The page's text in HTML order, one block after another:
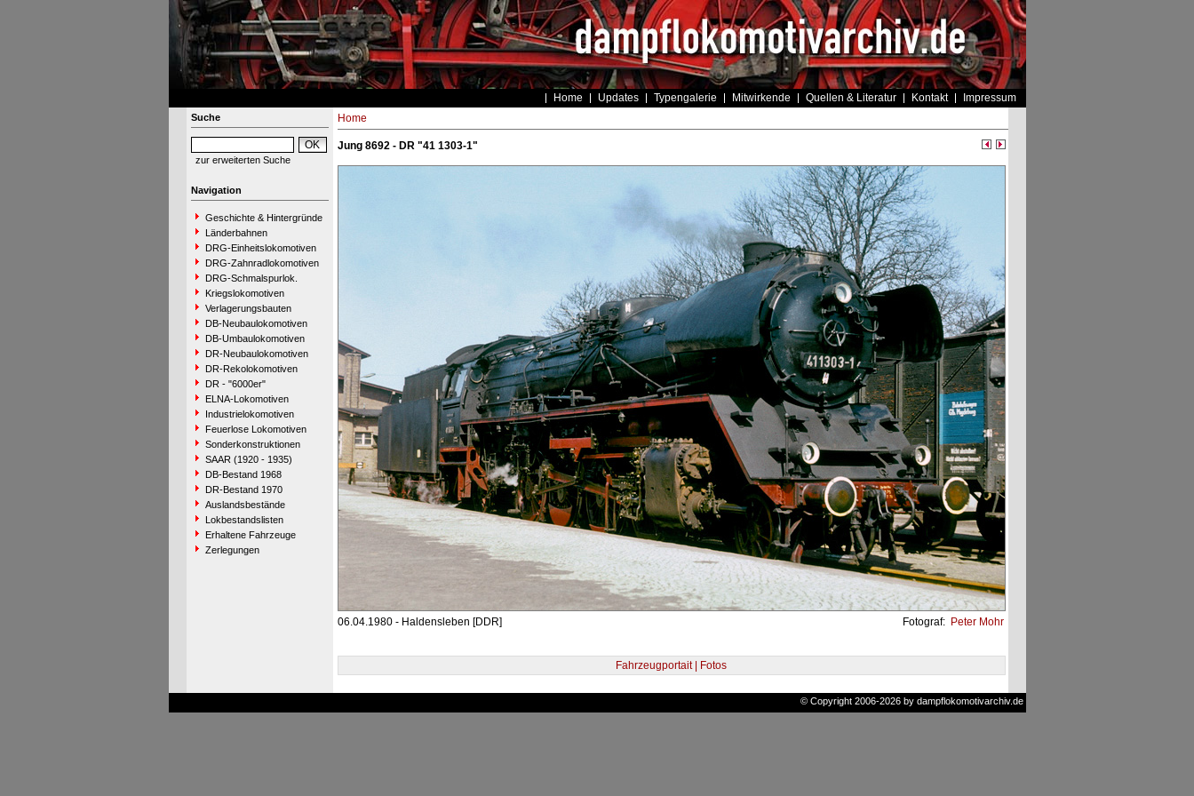
Home Updates Typengalerie Mitwirkende Quellen & Literatur Kontakt Impressum
Suche
zur erweiterten Suche
Navigation
Geschichte & Hintergründe
Länderbahnen
DRG-Einheitslokomotiven
DRG-Zahnradlokomotiven
DRG-Schmalspurlok.
Kriegslokomotiven
Verlagerungsbauten
DB-Neubaulokomotiven
DB-Umbaulokomotiven
DR-Neubaulokomotiven
DR-Rekolokomotiven
DR - "6000er"
ELNA-Lokomotiven
Industrielokomotiven
Feuerlose Lokomotiven
Sonderkonstruktionen
SAAR (1920 - 1935)
DB-Bestand 1968
DR-Bestand 1970
Auslandsbestände
Lokbestandslisten
Erhaltene Fahrzeuge
Zerlegungen
Home
Jung 8692 - DR "41 1303-1"
06.04.1980 - Haldensleben [DDR] Fotograf: Peter Mohr
Fahrzeugportait | Fotos
© Copyright 2006-2026 by dampflokomotivarchiv.de